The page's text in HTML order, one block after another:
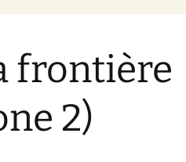
frontière
2)